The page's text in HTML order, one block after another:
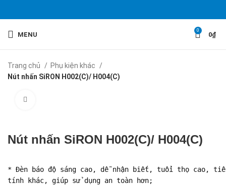
MENU
0
0₫
Trang chủ
Phụ kiện khác
Nút nhấn SiRON H002(C)/ H004(C)
Nút nhấn SiRON H002(C)/ H004(C)
* Đèn báo độ sáng cao, dễ nhận biết, tuổi thọ cao,
tính khác, giúp sử dụng an toàn hơn;